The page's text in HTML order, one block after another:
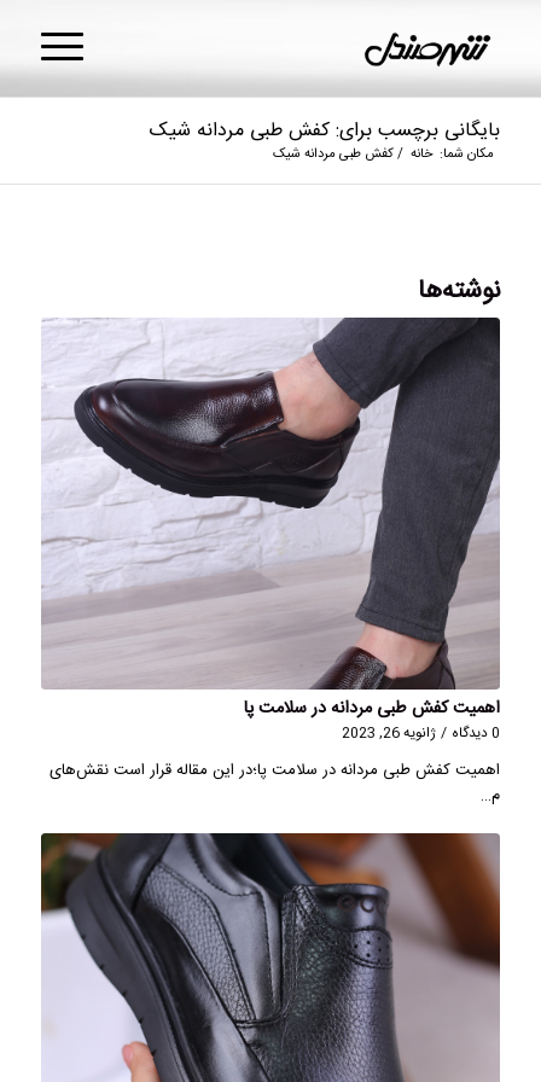
بایگانی برچسب برای: کفش طبی مردانه شیک
مکان شما: خانه /کفش طبی مردانه شیک
نوشته‌ها
اهمیت کفش طبی مردانه در سلامت پا
0 دیدگاه / ژانویه 26, 2023
اهمیت کفش طبی مردانه در سلامت پا؛در این مقاله قرار است نقش‌های
م…